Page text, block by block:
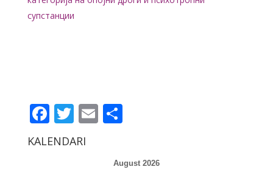
супстанции
Facebook
Twitter
EmailShare
KALENDARI
August 2026